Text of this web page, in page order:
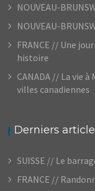
NOUVEAU-
NOUVEAU-
FRANCE // Une
histoire
CANADA // La vie
villes canadiennes
Derniers
SUISSE // Le
FRANCE //